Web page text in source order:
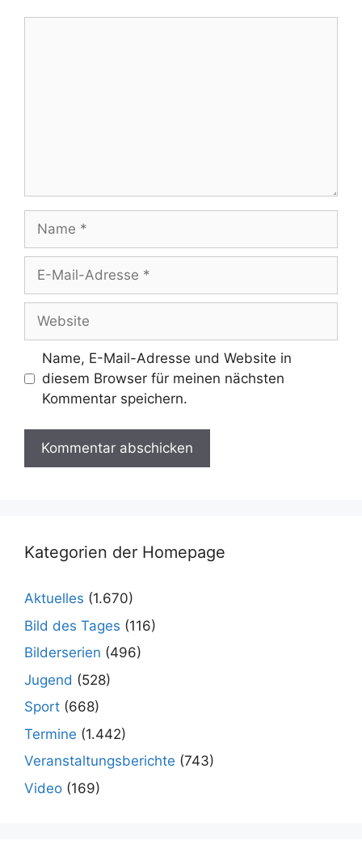
Mail-
Adresse
Name, E-Mail-Adresse und Website in
diesem Browser für meinen nächsten
Kommentar speichern.
Kategorien der Homepage
Aktuelles (1.670)
Bild des Tages (116)
Bilderserien (496)
Jugend (528)
Sport (668)
Termine (1.442)
Veranstaltungsberichte (743)
Video (169)